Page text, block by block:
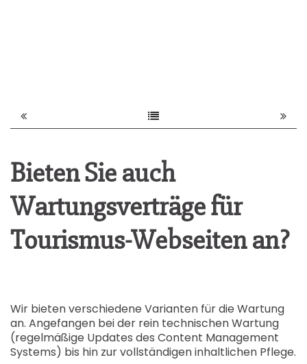
Bieten Sie auch
Wartungsverträge für
Tourismus-Webseiten an?
Wir bieten verschiedene Varianten für die Wartung
an. Angefangen bei der rein technischen Wartung
(regelmäßige Updates des Content Management
Systems) bis hin zur vollständigen inhaltlichen Pflege.